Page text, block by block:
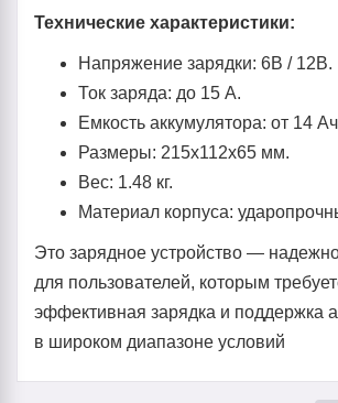
Технические характеристики:
Напряжение зарядки: 6В / 12В.
Ток заряда: до 15 А.
Емкость аккумулятора: от 14
Размеры: 215x112x65 мм.
Вес: 1.48 кг.
Материал корпуса:
Это зарядное устройство —
для пользователей, которым
эффективная зарядка и поддержка
в широком диапазоне условий